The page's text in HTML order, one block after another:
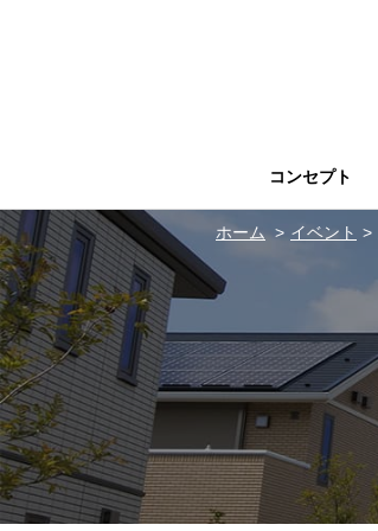
コンセプト
ホーム イベント